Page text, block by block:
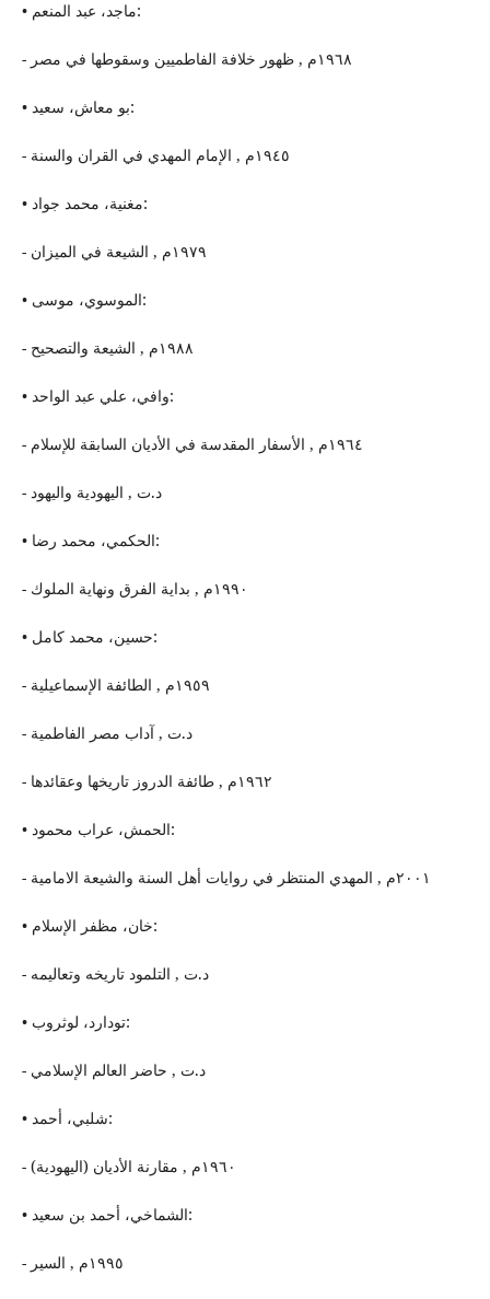
• ماجد، عبد المنعم:
- ١٩٦٨م , ظهور خلافة الفاطمیین وسقوطها في مصر
• بو معاش، سعید:
- ١٩٤٥م , الإمام المهدي في القران والسنة
• مغنیة، محمد جواد:
- ١٩٧٩م , الشیعة في المیزان
• الموسوي، موسى:
- ١٩٨٨م , الشیعة والتصحیح
• وافي، علي عبد الواحد:
- ١٩٦٤م , الأسفار المقدسة في الأدیان السابقة للإسلام
- د.ت , اليهودیة واليهود
• الحكمي، محمد رضا:
- ١٩٩٠م , بدایة الفرق ونهایة الملوك
• حسین، محمد كامل:
- ١٩٥٩م , الطائفة الإسماعیلیة
- د.ت , آداب مصر الفاطمیة
- ١٩٦٢م , طائفة الدروز تاریخها وعقائدها
• الحمش، عراب محمود:
- ٢٠٠١م , المهدي المنتظر في روایات أهل السنة والشیعة الامامیة
• خان، مظفر الإسلام:
- د.ت , التلمود تاریخه وتعالیمه
• تودارد، لوثروب:
- د.ت , حاضر العالم الإسلامي
• شلبي، أحمد:
- ١٩٦٠م , مقارنة الأدیان (اليهودیة)
• الشماخي، أحمد بن سعید:
- ١٩٩٥م , السیر